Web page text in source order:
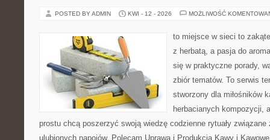
POSTED BY ADMIN KWI - 12 - 2026 MOŻLIWOŚĆ
to miejsce w sieci to
z herbatą, a pasja do
się w praktyczne porady,
zbiór tematów. To serwis
stworzony dla miłośników
herbacianych kompozycji,
prostu chcą poszerzyć swoją wiedzę codzienne rytuały związane
ulubionych napojów. Polecam Uprawa i Produkcja Kawy i